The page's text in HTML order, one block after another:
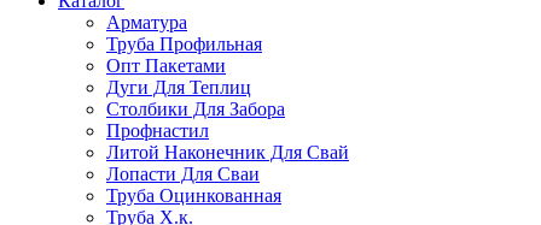
Арматура
Труба Профильная
Опт Пакетами
Дуги Для Теплиц
Столбики Для Забора
Профнастил
Литой Наконечник Для Свай
Лопасти Для Сваи
Труба Оцинкованная
Труба Х.к.